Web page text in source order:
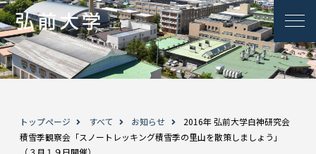
トップページ すべて お知らせ
2016年 弘前大学白神研究会
積雪季観察会「スノートレッキング積雪季の里山を散策しましょう」
（３月１９日開催）